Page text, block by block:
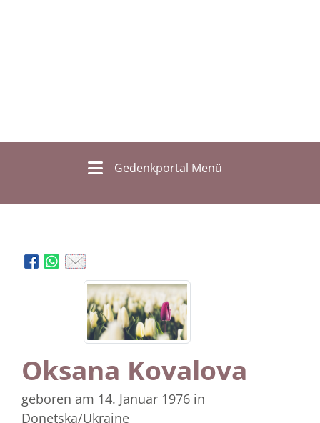
Gedenkportal Menü
Oksana Kovalova
geboren am 14. Januar 1976 in
Donetska/Ukraine